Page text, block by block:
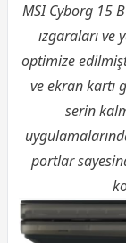
MSI Cyborg 15
ızgaraları ve
optimize
ve ekran kartı
serin
portlar